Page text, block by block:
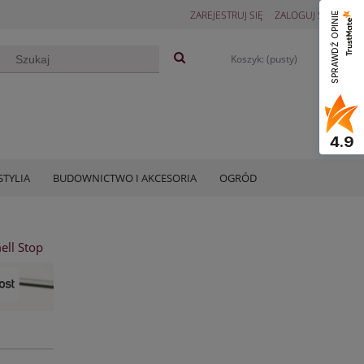
ZAREJESTRUJ SIĘ ZALOGUJ SIĘ
Koszyk: (pusty)
BUDOWNICTWO I AKCESORIA OGRÓD
Stop
SPRAWDŹ OPINIE
4.9